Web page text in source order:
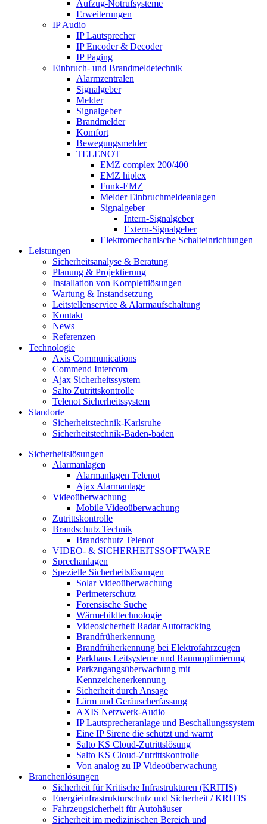
Aufzug-Notrufsysteme
Erweiterungen
IP Audio
IP Lautsprecher
IP Encoder & Decoder
IP Paging
Einbruch- und Brandmeldetechnik
Alarmzentralen
Signalgeber
Melder
Signalgeber
Brandmelder
Komfort
Bewegungsmelder
TELENOT
EMZ complex 200/400
EMZ hiplex
Funk-EMZ
Melder Einbruchmeldeanlagen
Signalgeber
Intern-Signalgeber
Extern-Signalgeber
Elektromechanische Schalteinrichtungen
Leistungen
Sicherheitsanalyse & Beratung
Planung & Projektierung​
Installation von Komplettlösungen
Wartung & Instandsetzung
Leitstellenservice & Alarmaufschaltung
Kontakt
News
Referenzen
Technologie
Axis Communications
Commend Intercom
Ajax Sicherheitssystem​
Salto Zutrittskontrolle
Telenot Sicherheitssystem
Standorte
Sicherheitstechnik-Karlsruhe
Sicherheitstechnik-Baden-baden
Sicherheitslösungen
Alarmanlagen
Alarmanlagen Telenot
Ajax Alarmanlage
Videoüberwachung
Mobile Videoüberwachung
Zutrittskontrolle
Brandschutz Technik
Brandschutz Telenot
VIDEO- & SICHERHEITSSOFTWARE
Sprechanlagen
Spezielle Sicherheitslösungen
Solar Videoüberwachung
Perimeterschutz
Forensische Suche
Wärmebildtechnologie
Videosicherheit Radar Autotracking​
Brandfrüherkennung
Brandfrüherkennung bei Elektrofahrzeugen
Parkhaus Leitsysteme und Raumoptimierung
Parkzugangsüberwachung mit
Kennzeichenerkennung
Sicherheit durch Ansage
Lärm und Geräuscherfassung
AXIS Netzwerk-Audio
IP Lautsprecheranlage und Beschallungssystem
Eine IP Sirene die schützt und warnt
Salto KS Cloud-Zutrittslösung
Salto KS Cloud-Zutrittskontrolle
Von analog zu IP Videoüberwachung
Branchenlösungen
Sicherheit für Kritische Infrastrukturen (KRITIS)
Energieinfrastrukturschutz und Sicherheit / KRITIS
Fahrzeugsicherheit für Autohäuser
Sicherheit im medizinischen Bereich und